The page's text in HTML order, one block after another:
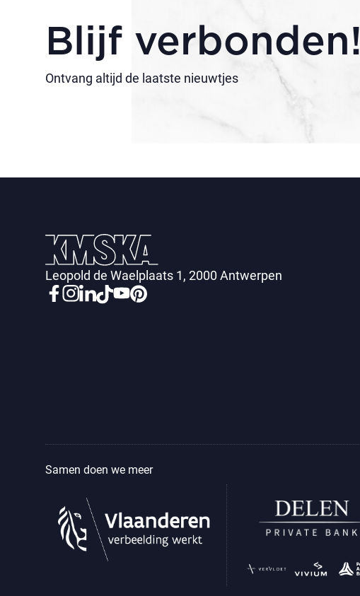
Blijf verbonden!
Ontvang altijd de laatste nieuwtjes
Leopold de Waelplaats 1, 2000 Antwerpen
Samen doen we meer